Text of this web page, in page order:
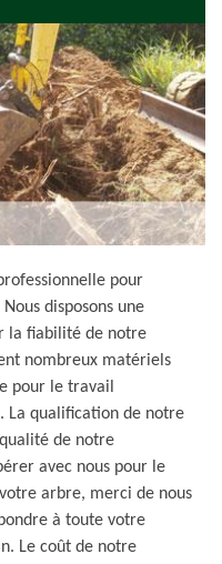
pour
Nous disposons une
la fiabilité de notre
nombreux matériels
pour le travail
La qualification de notre
de notre
avec nous pour le
arbre, merci de nous
à toute votre
Le coût de notre